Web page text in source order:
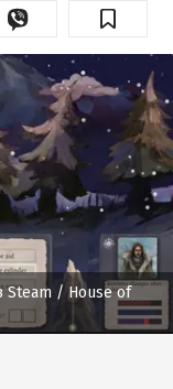
Steam / House of